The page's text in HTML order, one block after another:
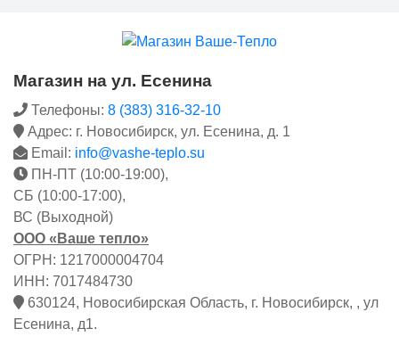
Магазин на ул. Есенина
Телефоны: 8 (383) 316-32-10
Адрес: г. Новосибирск, ул. Есенина, д. 1
Email: info@vashe-teplo.su
ПН-ПТ (10:00-19:00),
СБ (10:00-17:00),
ВС (Выходной)
ООО «Ваше тепло»
ОГРН: 1217000004704
ИНН: 7017484730
630124, Новосибирская Область, г. Новосибирск, , ул
Есенина, д1.